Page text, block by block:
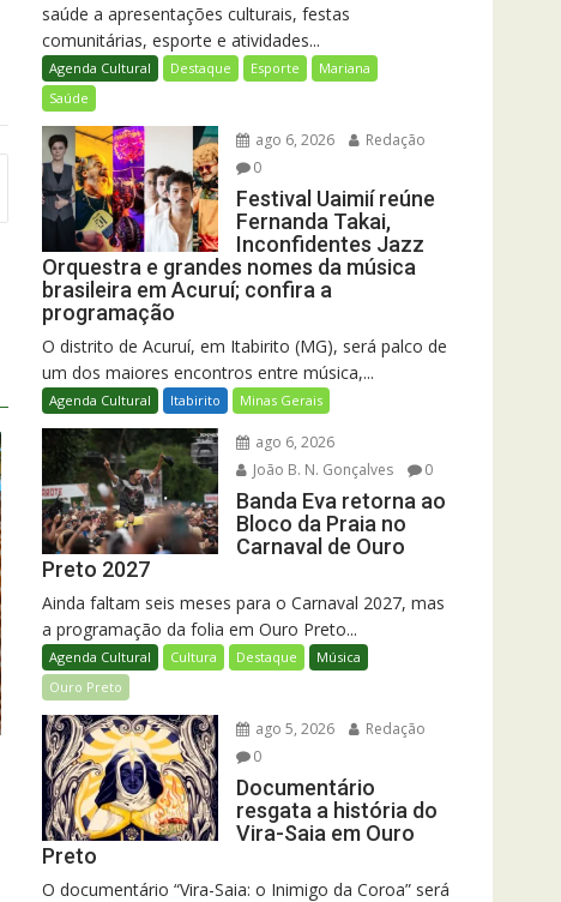
saúde a apresentações culturais, festas
comunitárias, esporte e atividades...
Agenda Cultural Destaque Esporte
Mariana
Saúde
ago 6, 2026
Redação
0
Festival Uaimií reúne
Fernanda Takai,
Inconfidentes Jazz
Orquestra e grandes nomes da música
brasileira em Acuruí; confira a
programação
O distrito de Acuruí, em Itabirito (MG), será palco de
um dos maiores encontros entre música,...
Agenda Cultural Itabirito Minas Gerais
ago 6, 2026
João B. N. Gonçalves
0
Banda Eva retorna ao
Bloco da Praia no
Carnaval de Ouro
Preto 2027
Ainda faltam seis meses para o Carnaval 2027, mas
a programação da folia em Ouro Preto...
Agenda Cultural Cultura Destaque
Música
Ouro Preto
ago 5, 2026
Redação
0
Documentário
resgata a história do
Vira-Saia em Ouro
Preto
O documentário “Vira-Saia: o Inimigo da Coroa” será